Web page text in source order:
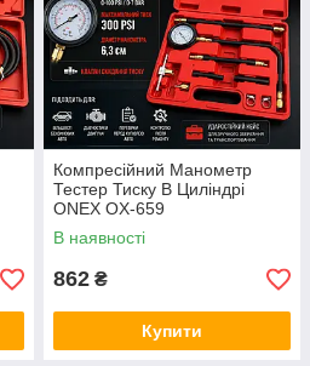
Компресійний Манометр
Тестер Тиску В Циліндрі
ONEX OX-659
В наявності
862 ₴
Купити